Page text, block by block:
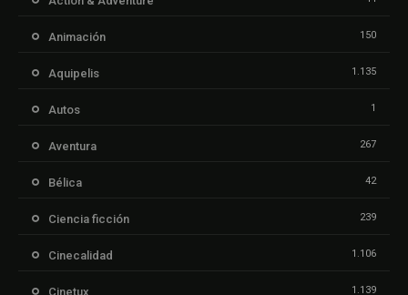
Animación 150
Aquipelis 1.135
Autos 1
Aventura 267
Bélica 42
Ciencia ficción 239
Cinecalidad 1.106
Cinetux 1.139